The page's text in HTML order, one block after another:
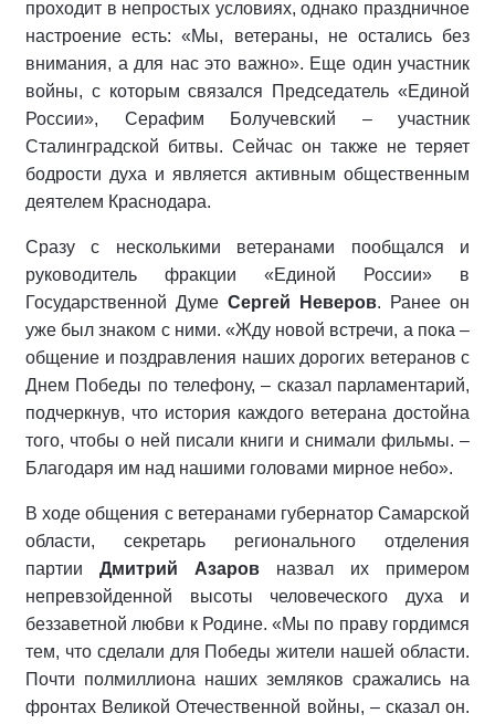
проходит в непростых условиях, однако праздничное
настроение есть: «Мы, ветераны, не остались без
внимания, а для нас это важно». Еще один участник
войны, с которым связался Председатель «Единой
России», Серафим Болучевский – участник
Сталинградской битвы. Сейчас он также не теряет
бодрости духа и является активным общественным
деятелем Краснодара.
Сразу с несколькими ветеранами пообщался и
руководитель фракции «Единой России» в
Государственной Думе Сергей Неверов. Ранее он
уже был знаком с ними. «Жду новой встречи, а пока –
общение и поздравления наших дорогих ветеранов с
Днем Победы по телефону, – сказал парламентарий,
подчеркнув, что история каждого ветерана достойна
того, чтобы о ней писали книги и снимали фильмы. –
Благодаря им над нашими головами мирное небо».
В ходе общения с ветеранами губернатор Самарской
области, секретарь регионального отделения
партии Дмитрий Азаров назвал их примером
непревзойденной высоты человеческого духа и
беззаветной любви к Родине. «Мы по праву гордимся
тем, что сделали для Победы жители нашей области.
Почти полмиллиона наших земляков сражались на
фронтах Великой Отечественной войны, – сказал он.